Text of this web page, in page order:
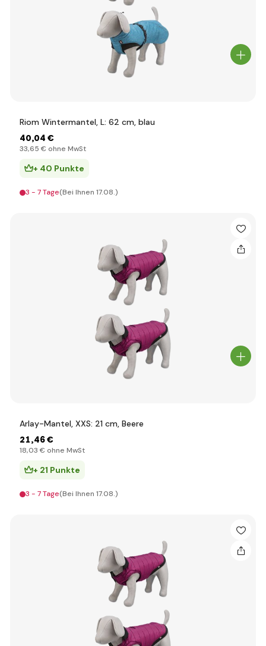
Riom Wintermantel, L: 62 cm, blau
40,04 €
33,65 € ohne MwSt
+ 40 Punkte
3 - 7 Tage(Bei Ihnen 17.08.)
Arlay-Mantel, XXS: 21 cm, Beere
21,46 €
18,03 € ohne MwSt
+ 21 Punkte
3 - 7 Tage(Bei Ihnen 17.08.)